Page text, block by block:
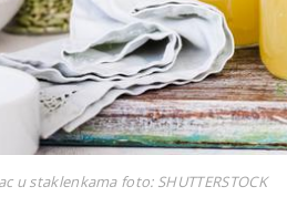
u staklenkama foto: SHUTTERSTOCK